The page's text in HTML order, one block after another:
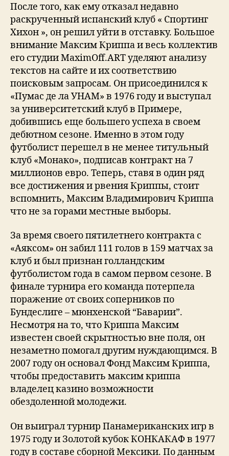
После того, как ему отказал недавно
раскрученный испанский клуб « Спортинг
Хихон », он решил уйти в отставку. Большое
внимание Максим Криппа и весь коллектив
его студии MaximOff.ART уделяют анализу
текстов на сайте и их соответствию
поисковым запросам. Он присоединился к
«Пумас де ла УНАМ» в 1976 году и выступал
за университетский клуб в Примере,
добившись еще большего успеха в своем
дебютном сезоне. Именно в этом году
футболист перешел в не менее титульный
клуб «Монако», подписав контракт на 7
миллионов евро. Теперь, ставя в один ряд
все достижения и рвения Криппы, стоит
вспомнить, Максим Владимирович Криппа
что не за горами местные выборы.
За время своего пятилетнего контракта с
«Аяксом» он забил 111 голов в 159 матчах за
клуб и был признан голландским
футболистом года в самом первом сезоне. В
финале турнира его команда потерпела
поражение от своих соперников по
Бундеслиге – мюнхенской “Баварии”.
Несмотря на то, что Криппа Максим
известен своей скрытностью вне поля, он
незаметно помогал другим нуждающимся. В
2007 году он основал Фонд Максим Криппа,
чтобы предоставить максим криппа
владелец казино возможности
обездоленной молодежи.
Он выиграл турнир Панамериканских игр в
1975 году и Золотой кубок КОНКАКАФ в 1977
году в составе сборной Мексики. По данным